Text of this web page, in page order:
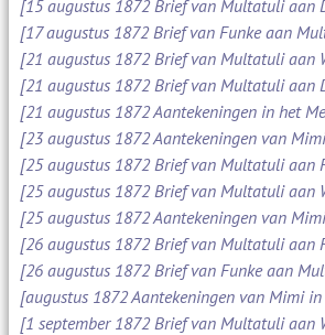
[15 augustus 1872 Brief van Multatuli aan
[17 augustus 1872 Brief van Funke aan
[21 augustus 1872 Brief van Multatuli aan
[21 augustus 1872 Brief van Multatuli aan
[21 augustus 1872 Aantekeningen in het
[23 augustus 1872 Aantekeningen van
[25 augustus 1872 Brief van Multatuli aan
[25 augustus 1872 Brief van Multatuli aan
[25 augustus 1872 Aantekeningen van
[26 augustus 1872 Brief van Multatuli aan
[26 augustus 1872 Brief van Funke aan
[augustus 1872 Aantekeningen van Mimi
[1 september 1872 Brief van Multatuli aan